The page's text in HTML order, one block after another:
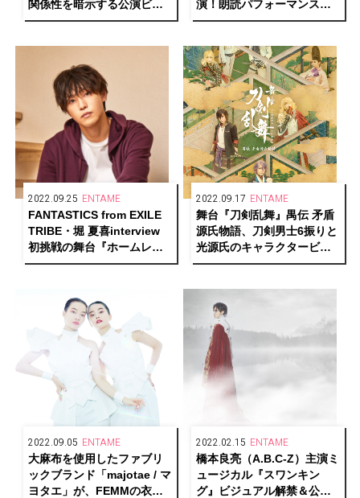
関係性を暗示する公演ビジ
ュアル解禁！
演！朗読パフォーマンス
「クリスマス・イブのおは
2022.09.25 ENTAME
FANTASTICS from EXILE
TRIBE・堀 夏喜interview
初挑戦の舞台『ホームレッ
スン』へ挑む覚悟ーー無我
てくるもの
2022.09.17 ENTAME
舞台『刀剣乱舞』禺伝 矛盾
源氏物語、刀剣男士6振りと
光源氏のキャラクタービジ
ュアルとメインビジュアル
2022.09.05 ENTAME
大麻布を使用したファブリ
ックブランド「majotae / マ
ヨタエ」が、FEMMの衣装
2022.02.15 ENTAME
橋本良亮（A.B.C-Z）主演ミ
ュージカル『スワンキン
グ』ビジュアル解禁＆公演